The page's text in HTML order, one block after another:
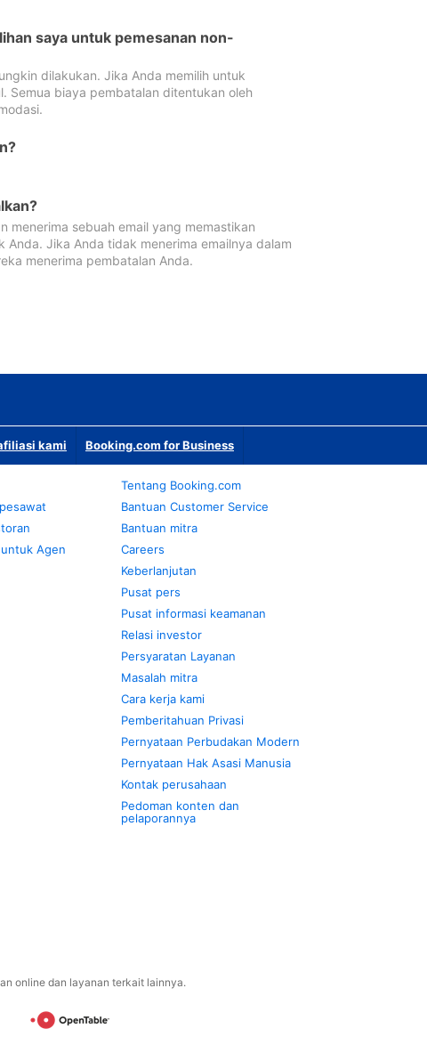
saya untuk pemesanan non-
dilakukan. Jika Anda memilih untuk
Semua biaya pembatalan ditentukan oleh
menerima sebuah email yang memastikan
Jika Anda tidak menerima emailnya dalam
menerima pembatalan Anda.
kami Booking.com for Business
Agen
Tentang Booking.com
Bantuan Customer Service
Bantuan mitra
Careers
Keberlanjutan
Pusat pers
Pusat informasi keamanan
Relasi investor
Persyaratan Layanan
Masalah mitra
Cara kerja kami
Pemberitahuan Privasi
Pernyataan Perbudakan Modern
Pernyataan Hak Asasi Manusia
Kontak perusahaan
Pedoman konten dan
pelaporannya
online dan layanan terkait lainnya.